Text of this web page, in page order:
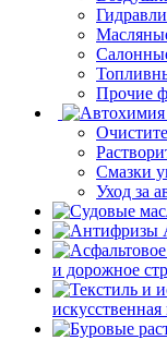
Прочие
Смазки
Уход за
и дорожное
искусственная